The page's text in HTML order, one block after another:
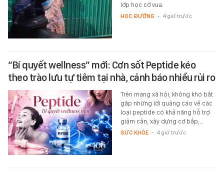
lớp học cờ vua.
HỌC ĐƯỜNG - 4 giờ trước
“Bí quyết wellness” mới: Cơn sốt Peptide kéo
theo trào lưu tự tiêm tại nhà, cảnh báo nhiều rủi ro
Trên mạng xã hội, không khó bắt
gặp những lời quảng cáo về các
loại peptide có khả năng hỗ trợ
giảm cân, xây dựng cơ bắp,…
SỨC KHỎE - 4 giờ trước